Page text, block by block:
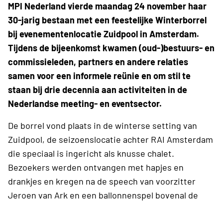
MPI Nederland vierde maandag 24 november haar
30-jarig bestaan met een feestelijke Winterborrel
bij evenementenlocatie Zuidpool in Amsterdam.
Tijdens de bijeenkomst kwamen (oud-)bestuurs- en
commissieleden, partners en andere relaties
samen voor een informele reünie en om stil te
staan bij drie decennia aan activiteiten in de
Nederlandse meeting- en eventsector.
​De borrel vond plaats in de winterse setting van
Zuidpool, de seizoenslocatie achter RAI Amsterdam
die speciaal is ingericht als knusse chalet.
Bezoekers werden ontvangen met hapjes en
drankjes en kregen na de speech van voorzitter
Jeroen van Ark en een ballonnenspel bovenal de